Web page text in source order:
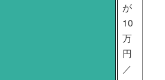
が
10
万
円
／